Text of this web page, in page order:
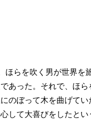
らを吹く男が世界を
あった。それで、ほら
のぼって木を曲げてい
して大喜びをしたとい